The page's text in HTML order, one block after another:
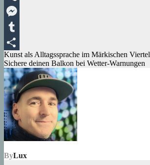
Viber
Messenger
Tumblr
Teilen
Beitragsnavigation
Kunst als Alltagssprache im Märkischen Viertel
Sichere deinen Balkon bei Wetter-Warnungen
ByLux